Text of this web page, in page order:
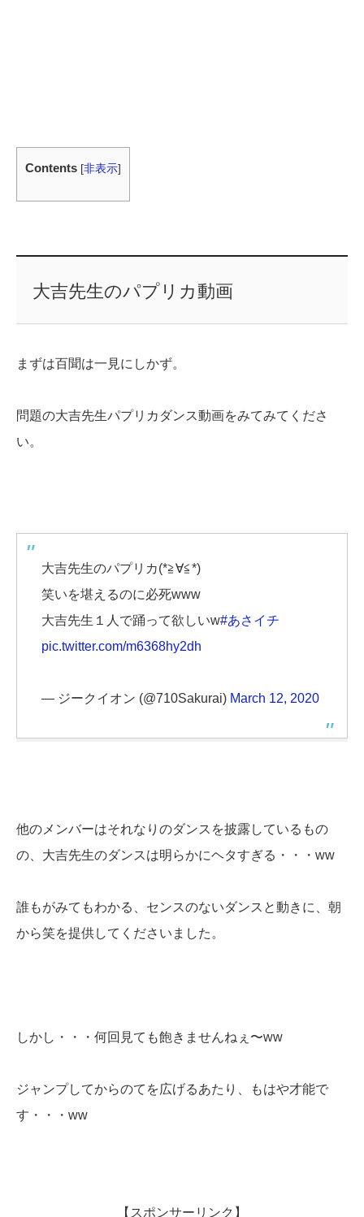
Contents [非表示]
大吉先生のパプリカ動画
まずは百聞は一見にしかず。
問題の大吉先生パプリカダンス動画をみてみてくださ
い。
大吉先生のパプリカ(*≧∀≦*)
笑いを堪えるのに必死www
大吉先生１人で踊って欲しいw#あさイチ
pic.twitter.com/m6368hy2dh
— ジークイオン (@710Sakurai) March 12, 2020
他のメンバーはそれなりのダンスを披露しているもの
の、大吉先生のダンスは明らかにヘタすぎる・・・ww
誰もがみてもわかる、センスのないダンスと動きに、朝
から笑を提供してくださいました。
しかし・・・何回見ても飽きませんねぇ〜ww
ジャンプしてからのてを広げるあたり、もはや才能で
す・・・ww
【スポンサーリンク】